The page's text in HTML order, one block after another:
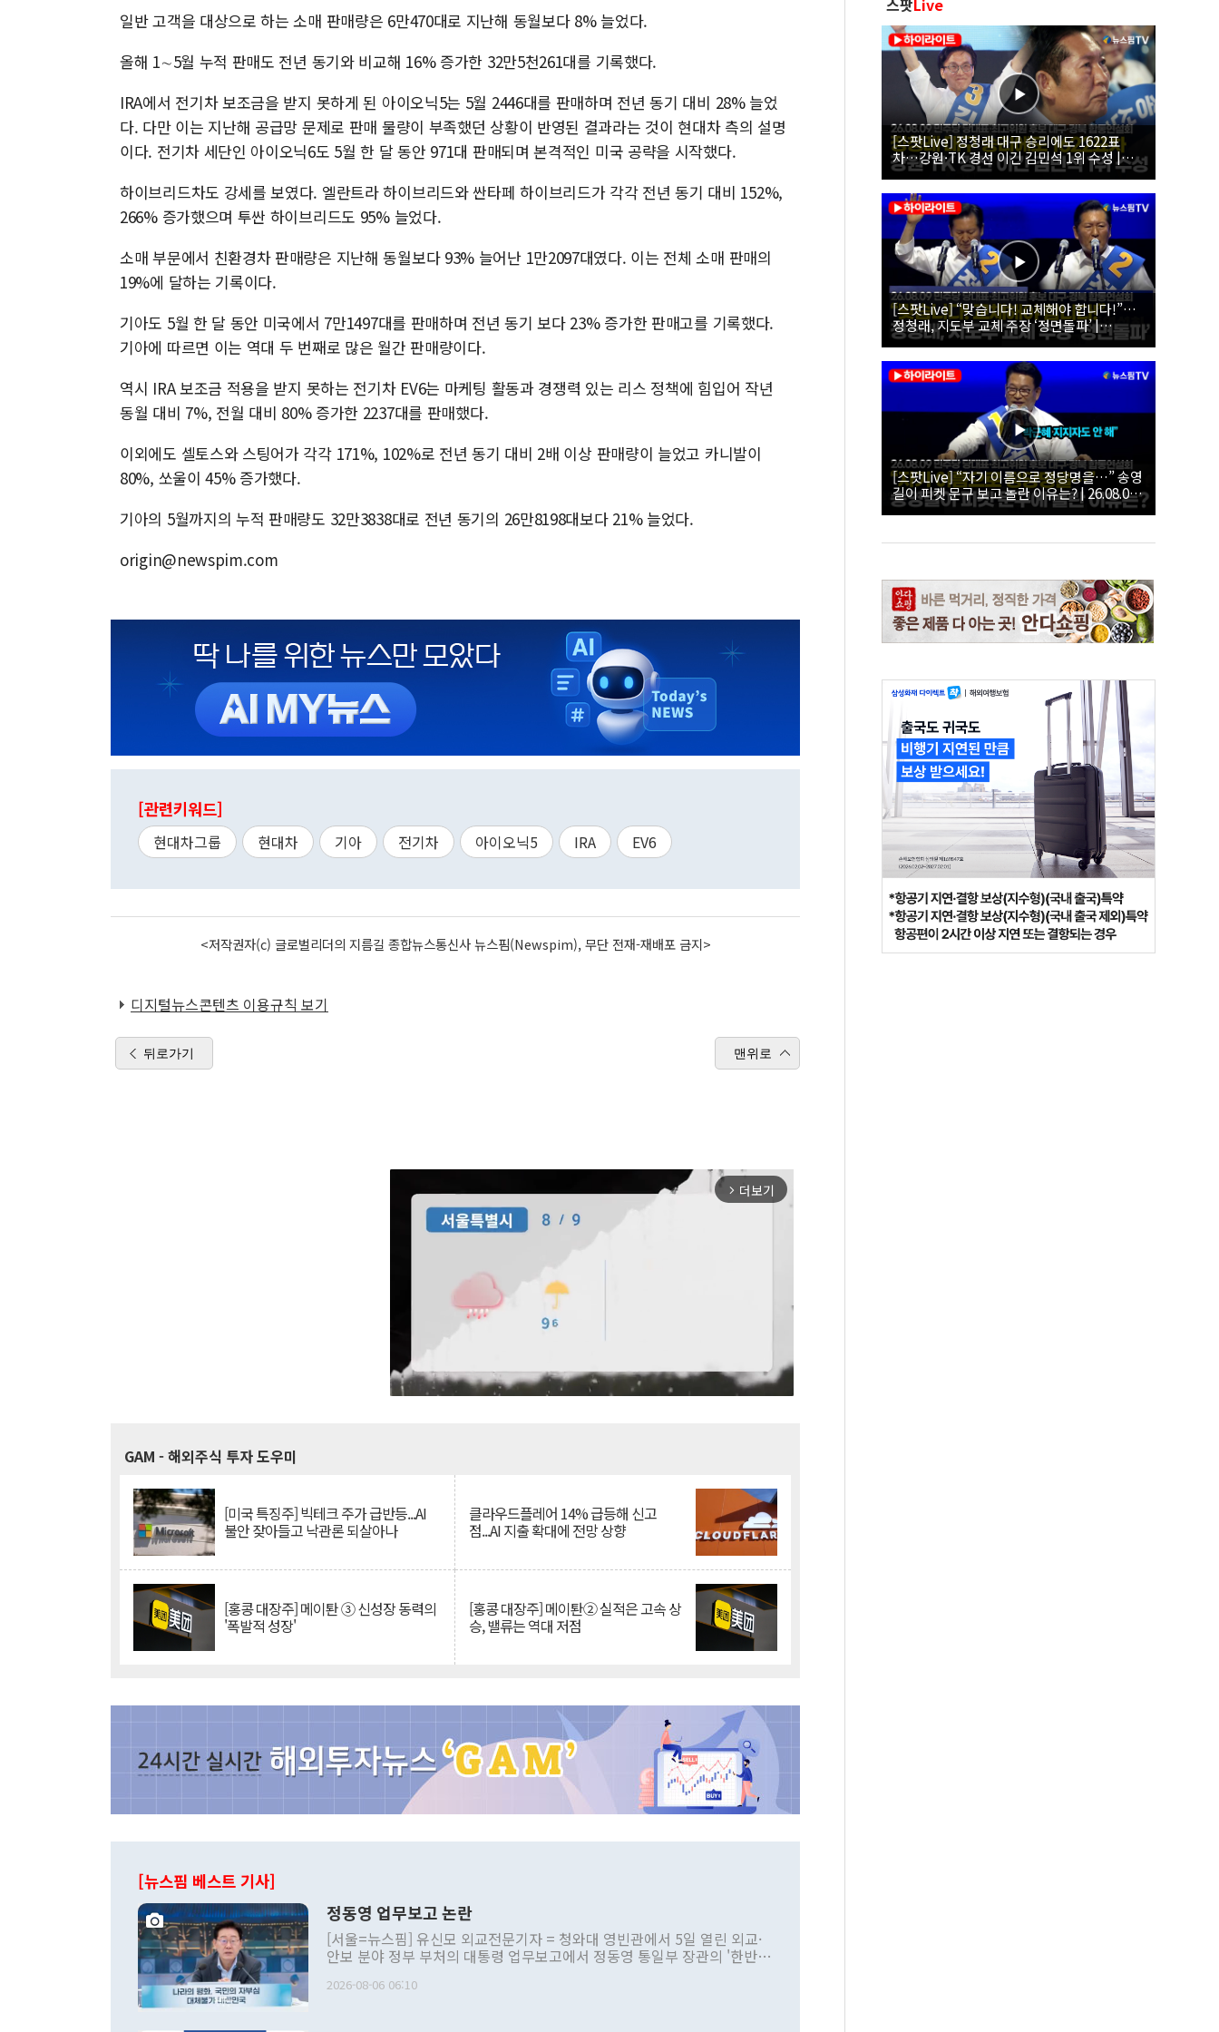
일반 고객을 대상으로 하는 소매 판매량은 6만470대로 지난해 동월보다 8% 늘었다.
올해 1∼5월 누적 판매도 전년 동기와 비교해 16% 증가한 32만5천261대를 기록했다.
IRA에서 전기차 보조금을 받지 못하게 된 아이오닉5는 5월 2446대를 판매하며 전년 동기 대비 28% 늘었
다. 다만 이는 지난해 공급망 문제로 판매 물량이 부족했던 상황이 반영된 결과라는 것이 현대차 측의 설명
이다. 전기차 세단인 아이오닉6도 5월 한 달 동안 971대 판매되며 본격적인 미국 공략을 시작했다.
하이브리드차도 강세를 보였다. 엘란트라 하이브리드와 싼타페 하이브리드가 각각 전년 동기 대비 152%,
266% 증가했으며 투싼 하이브리드도 95% 늘었다.
소매 부문에서 친환경차 판매량은 지난해 동월보다 93% 늘어난 1만2097대였다. 이는 전체 소매 판매의
19%에 달하는 기록이다.
기아도 5월 한 달 동안 미국에서 7만1497대를 판매하며 전년 동기 보다 23% 증가한 판매고를 기록했다.
기아에 따르면 이는 역대 두 번째로 많은 월간 판매량이다.
역시 IRA 보조금 적용을 받지 못하는 전기차 EV6는 마케팅 활동과 경쟁력 있는 리스 정책에 힘입어 작년
동월 대비 7%, 전월 대비 80% 증가한 2237대를 판매했다.
이외에도 셀토스와 스팅어가 각각 171%, 102%로 전년 동기 대비 2배 이상 판매량이 늘었고 카니발이
80%, 쏘울이 45% 증가했다.
기아의 5월까지의 누적 판매량도 32만3838대로 전년 동기의 26만8198대보다 21% 늘었다.
origin@newspim.com
[관련키워드]
현대차그룹 현대차 기아 전기차 아이오닉5 IRA EV6
<저작권자(c) 글로벌리더의 지름길 종합뉴스통신사 뉴스핌(Newspim), 무단 전재-재배포 금지>
디지털뉴스콘텐츠 이용규칙 보기
뒤로가기 맨위로
arrow_forward_ios 더보기
GAM - 해외주식 투자 도우미
[미국 특징주] 빅테크 주가 급반등...AI
불안 잦아들고 낙관론 되살아나
클라우드플레어 14% 급등해 신고
점...AI 지출 확대에 전망 상향
[홍콩 대장주] 메이퇀 ③ 신성장 동력의
'폭발적 성장'
[홍콩 대장주] 메이퇀② 실적은 고속 상
승, 밸류는 역대 저점
[뉴스핌 베스트 기사]
정동영 업무보고 논란
[서울=뉴스핌] 유신모 외교전문기자 = 청와대 영빈관에서 5일 열린 외교·
안보 분야 정부 부처의 대통령 업무보고에서 정동영 통일부 장관의 '한반도
발언 중에는 정부 내 조율을 거치지 않은 사안을 정책으로 추진하겠다고 공
2026-08-06 06:10
스팟Live
[스팟Live] 정청래 대구 승리에도 1622표
차…강원·TK 경선 이긴 김민석 1위 수성 |
26.08.09 더불어민주당 당대표·최고위원 후
보 대구·경북 합동연설회
[스팟Live] “맞습니다! 교체해야 합니다!”…
정청래, 지도부 교체 주장 ‘정면돌파’ |
26.08.09 더불어민주당 당대표·최고위원 후
보 대구·경북 합동연설회
[스팟Live] “자기 이름으로 정당명을…” 송영
길이 피켓 문구 보고 놀란 이유는? | 26.08.09
더불어민주당 당대표·최고위원 후보 대구·경